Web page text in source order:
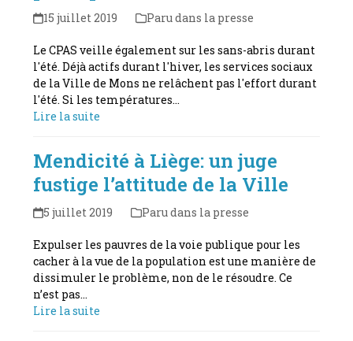
15 juillet 2019 Paru dans la presse
Le CPAS veille également sur les sans-abris durant
l'été. Déjà actifs durant l'hiver, les services sociaux
de la Ville de Mons ne relâchent pas l'effort durant
l'été. Si les températures…
Lire la suite
Mendicité à Liège: un juge
fustige l’attitude de la Ville
5 juillet 2019 Paru dans la presse
Expulser les pauvres de la voie publique pour les
cacher à la vue de la population est une manière de
dissimuler le problème, non de le résoudre. Ce
n’est pas…
Lire la suite